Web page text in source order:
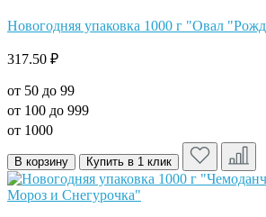
Новогодняя упаковка 1000 г "Овал
317.50 ₽
от 50 до 99
от 100 до 999
от 1000
В корзину Купить в 1 клик